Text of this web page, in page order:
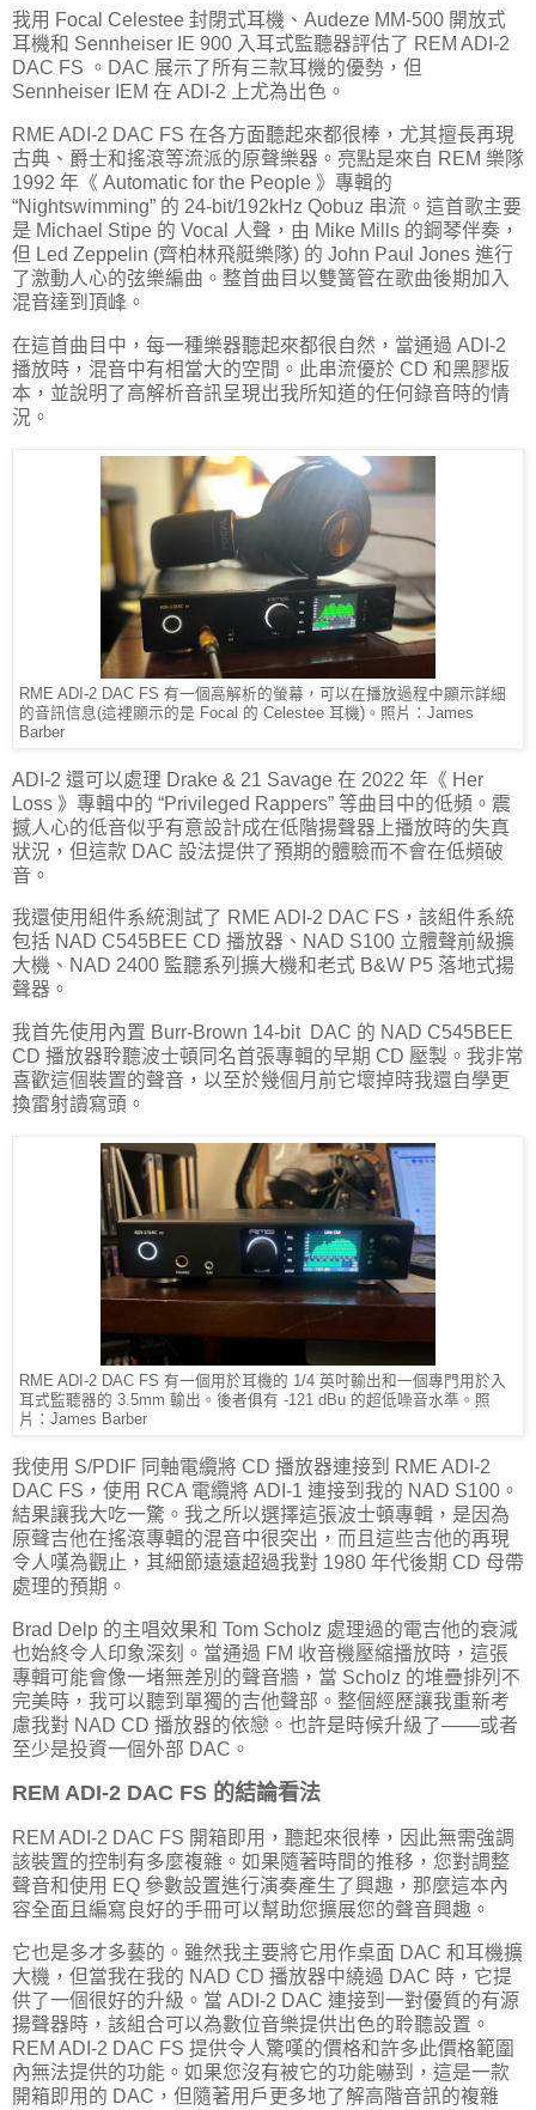
我用 Focal Celestee 封閉式耳機、Audeze MM-500 開放式
耳機和 Sennheiser IE 900 入耳式監聽器評估了 REM ADI-2
DAC FS 。DAC 展示了所有三款耳機的優勢，但
Sennheiser IEM 在 ADI-2 上尤為出色。
RME ADI-2 DAC FS 在各方面聽起來都很棒，尤其擅長再現
古典、爵士和搖滾等流派的原聲樂器。亮點是來自 REM 樂隊
1992 年《 Automatic for the People 》專輯的
“Nightswimming” 的 24-bit/192kHz Qobuz 串流。這首歌主要
是 Michael Stipe 的 Vocal 人聲，由 Mike Mills 的鋼琴伴奏，
但 Led Zeppelin (齊柏林飛艇樂隊) 的 John Paul Jones 進行
了激動人心的弦樂編曲。整首曲目以雙簧管在歌曲後期加入
混音達到頂峰。
在這首曲目中，每一種樂器聽起來都很自然，當通過 ADI-2
播放時，混音中有相當大的空間。此串流優於 CD 和黑膠版
本，並說明了高解析音訊呈現出我所知道的任何錄音時的情
況。
RME ADI-2 DAC FS 有一個高解析的螢幕，可以在播放過程中顯示詳細
的音訊信息(這裡顯示的是 Focal 的 Celestee 耳機)。照片：James
Barber
ADI-2 還可以處理 Drake & 21 Savage 在 2022 年《 Her
Loss 》專輯中的 “Privileged Rappers” 等曲目中的低頻。震
撼人心的低音似乎有意設計成在低階揚聲器上播放時的失真
狀況，但這款 DAC 設法提供了預期的體驗而不會在低頻破
音。
我還使用組件系統測試了 RME ADI-2 DAC FS，該組件系統
包括 NAD C545BEE CD 播放器、NAD S100 立體聲前級擴
大機、NAD 2400 監聽系列擴大機和老式 B&W P5 落地式揚
聲器。
我首先使用內置 Burr-Brown 14-bit DAC 的 NAD C545BEE
CD 播放器聆聽波士頓同名首張專輯的早期 CD 壓製。我非常
喜歡這個裝置的聲音，以至於幾個月前它壞掉時我還自學更
換雷射讀寫頭。
RME ADI-2 DAC FS 有一個用於耳機的 1/4 英吋輸出和一個專門用於入
耳式監聽器的 3.5mm 輸出。後者俱有 -121 dBu 的超低噪音水準。照
片：James Barber
我使用 S/PDIF 同軸電纜將 CD 播放器連接到 RME ADI-2
DAC FS，使用 RCA 電纜將 ADI-1 連接到我的 NAD S100。
結果讓我大吃一驚。我之所以選擇這張波士頓專輯，是因為
原聲吉他在搖滾專輯的混音中很突出，而且這些吉他的再現
令人嘆為觀止，其細節遠遠超過我對 1980 年代後期 CD 母帶
處理的預期。
Brad Delp 的主唱效果和 Tom Scholz 處理過的電吉他的衰減
也始終令人印象深刻。當通過 FM 收音機壓縮播放時，這張
專輯可能會像一堵無差別的聲音牆，當 Scholz 的堆疊排列不
完美時，我可以聽到單獨的吉他聲部。整個經歷讓我重新考
慮我對 NAD CD 播放器的依戀。也許是時候升級了——或者
至少是投資一個外部 DAC。
REM ADI-2 DAC FS 的結論看法
REM ADI-2 DAC FS 開箱即用，聽起來很棒，因此無需強調
該裝置的控制有多麼複雜。如果隨著時間的推移，您對調整
聲音和使用 EQ 參數設置進行演奏產生了興趣，那麼這本內
容全面且編寫良好的手冊可以幫助您擴展您的聲音興趣。
它也是多才多藝的。雖然我主要將它用作桌面 DAC 和耳機擴
大機，但當我在我的 NAD CD 播放器中繞過 DAC 時，它提
供了一個很好的升級。當 ADI-2 DAC 連接到一對優質的有源
揚聲器時，該組合可以為數位音樂提供出色的聆聽設置。
REM ADI-2 DAC FS 提供令人驚嘆的價格和許多此價格範圍
內無法提供的功能。如果您沒有被它的功能嚇到，這是一款
開箱即用的 DAC，但隨著用戶更多地了解高階音訊的複雜